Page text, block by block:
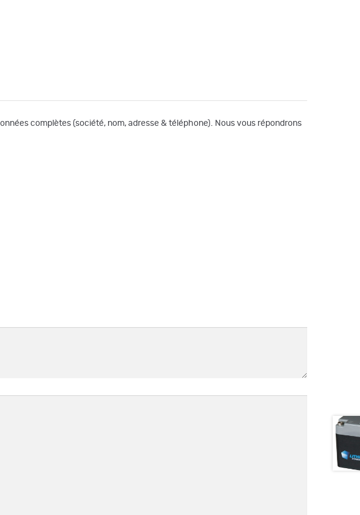
complètes (société, nom, adresse & téléphone). Nous vous répondrons